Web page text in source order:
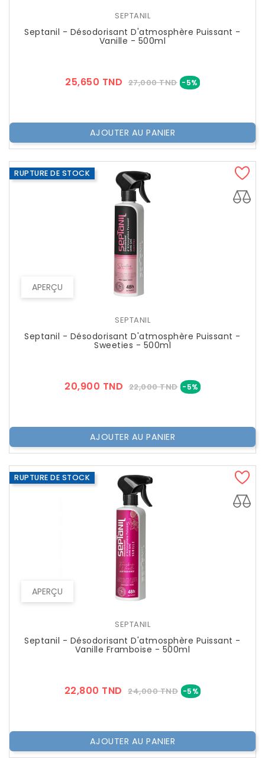
SEPTANIL
Septanil - Désodorisant D'atmosphère Puissant -
Vanille - 500ml
25,650 TND Prix
27,000 TND -5% Prix
AJOUTER AU PANIER
APERÇU
RUPTURE DE STOCK
SEPTANIL
Septanil - Désodorisant D'atmosphère Puissant -
Sweeties - 500ml
20,900 TND Prix
22,000 TND -5% Prix
AJOUTER AU PANIER
APERÇU
RUPTURE DE STOCK
SEPTANIL
Septanil - Désodorisant D'atmosphère Puissant -
Vanille Framboise - 500ml
22,800 TND Prix
24,000 TND -5%Prix
AJOUTER AU PANIER